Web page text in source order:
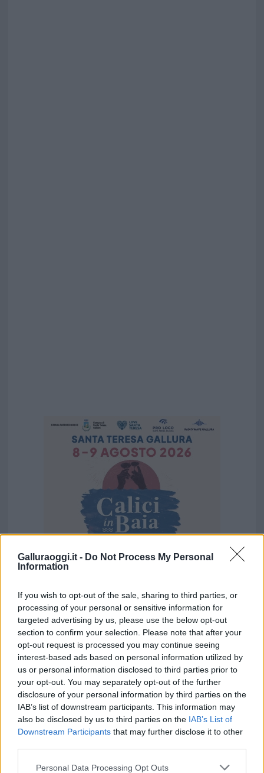
Galluraoggi.it - Do Not Process My Personal
Information
If you wish to opt-out of the sale, sharing to third parties, or
processing of your personal or sensitive information for
targeted advertising by us, please use the below opt-out
section to confirm your selection. Please note that after your
opt-out request is processed you may continue seeing
interest-based ads based on personal information utilized by
us or personal information disclosed to third parties prior to
your opt-out. You may separately opt-out of the further
disclosure of your personal information by third parties on the
IAB’s list of downstream participants. This information may
also be disclosed by us to third parties on the IAB’s List of
Downstream Participants that may further disclose it to other
Please note that this website/app uses one or more Google
Personal Data Processing Opt Outs
Vuoi rimuovere le pubblicità nazionali?
Puoi abbonarti asoli € 1,10 al mese
cliccandoqui
Sei già abbonato?
Puoi effettuare l'accesso andando nella
sezioneLogindal menù del sito o
cliccandoqui